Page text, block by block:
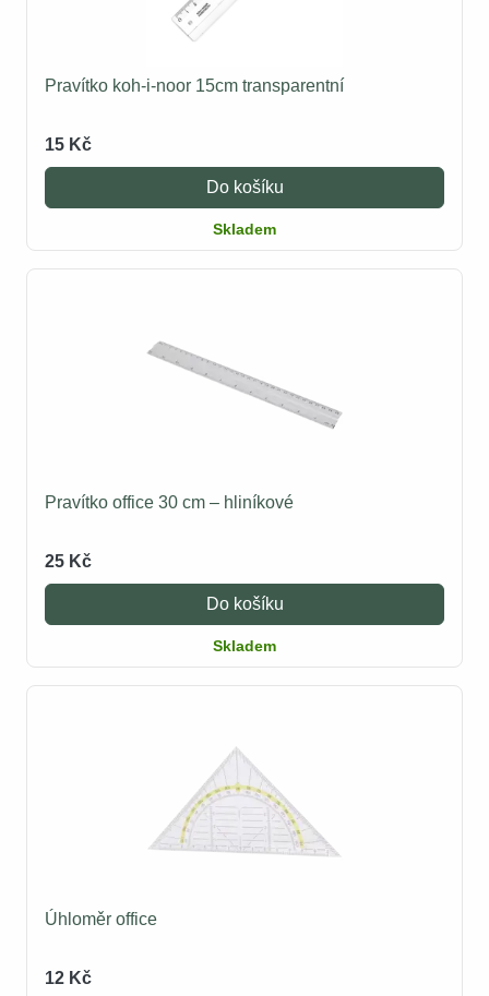
Pravítko koh-i-noor 15cm transparentní
15 Kč
Do košíku
Skladem
Pravítko office 30 cm – hliníkové
25 Kč
Do košíku
Skladem
Úhloměr office
12 Kč